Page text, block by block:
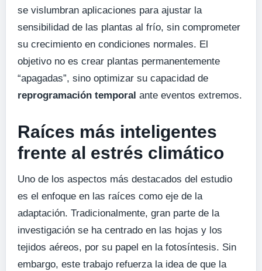
se vislumbran aplicaciones para ajustar la
sensibilidad de las plantas al frío, sin comprometer
su crecimiento en condiciones normales. El
objetivo no es crear plantas permanentemente
“apagadas”, sino optimizar su capacidad de
reprogramación temporal ante eventos extremos.
Raíces más inteligentes
frente al estrés climático
Uno de los aspectos más destacados del estudio
es el enfoque en las raíces como eje de la
adaptación. Tradicionalmente, gran parte de la
investigación se ha centrado en las hojas y los
tejidos aéreos, por su papel en la fotosíntesis. Sin
embargo, este trabajo refuerza la idea de que la